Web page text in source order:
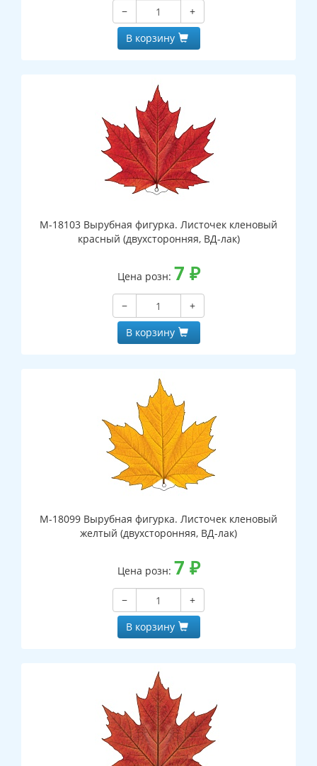
−
+
В корзину
М-18103 Вырубная фигурка. Листочек кленовый
красный (двухсторонняя, ВД-лак)
Цена розн: 7 ₽
−
+
В корзину
М-18099 Вырубная фигурка. Листочек кленовый
желтый (двухсторонняя, ВД-лак)
Цена розн: 7 ₽
−
+
В корзину